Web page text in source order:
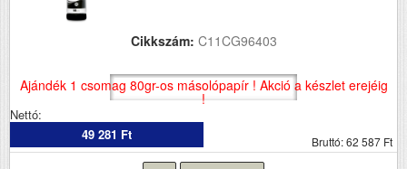
Cikkszám: C11CG96403
Ajándék 1 csomag 80gr-os másolópapír ! Akció a készlet erejéig
!
Nettó:
49 281 Ft
Bruttó: 62 587 Ft